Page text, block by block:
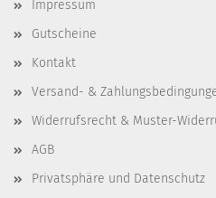
Impressum
Gutscheine
Kontakt
Versand- &
Widerrufsrecht & Muster-
AGB
Privatsphäre und Datenschutz